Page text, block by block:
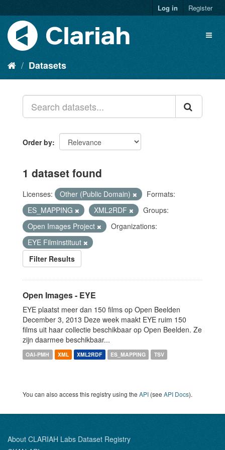
Log in Register
Datasets
Order by
1 dataset found
Licenses: Other (Public Domain)
Formats:
ES_MAPPING
XML2RDF
Groups:
Open Images Project
Organizations:
EYE Filminstituut
Filter Results
Open Images - EYE
EYE plaatst meer dan 150 films op Open Beelden
December 3, 2013 Deze week maakt EYE ruim 150
films uit haar collectie beschikbaar op Open Beelden. Ze
zijn daarmee beschikbaar...
OAI-PMH XML XML2RDF ES_MAPPING TSV
You can also access this registry using the API (see API Docs).
About CLARIAH Labs Dataset Registry